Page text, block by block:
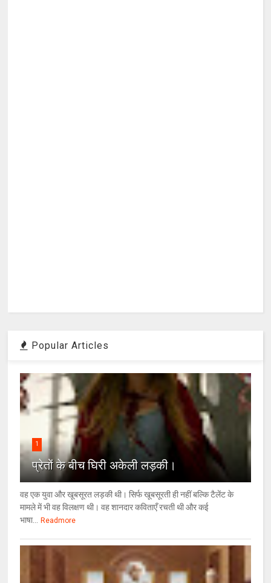
Popular Articles
1
प्रेतों के बीच घिरी अकेली लड़की।
वह एक युवा और खूबसूरत लड़की थी। सिर्फ खूबसूरती ही नहीं बल्कि टैलेंट के
मामले में भी वह विलक्षण थी। वह शानदार कविताएँ रचती थी और कई
भाषा...
Readmore